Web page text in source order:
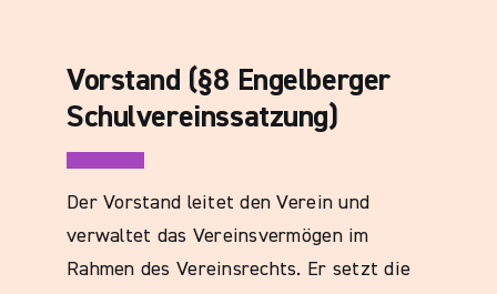
Vorstand (§8 Engelberger
Schulvereinssatzung)
Der Vorstand leitet den Verein und
verwaltet das Vereinsvermögen im
Rahmen des Vereinsrechts. Er setzt die